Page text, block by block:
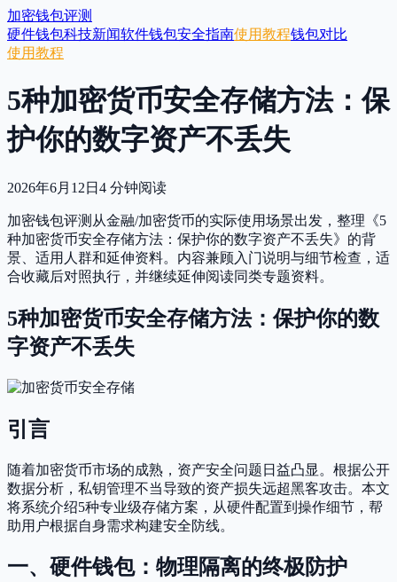
加密钱包评测
硬件钱包科技新闻软件钱包安全指南使用教程钱包对比
使用教程
5种加密货币安全存储方法：保
护你的数字资产不丢失
2026年6月12日 4 分钟阅读
加密钱包评测从金融/加密货币的实际使用场景出发，整理《5
种加密货币安全存储方法：保护你的数字资产不丢失》的背
景、适用人群和延伸资料。内容兼顾入门说明与细节检查，适
合收藏后对照执行，并继续延伸阅读同类专题资料。
5种加密货币安全存储方法：保护你的数
字资产不丢失
引言
随着加密货币市场的成熟，资产安全问题日益凸显。根据公开
数据分析，私钥管理不当导致的资产损失远超黑客攻击。本文
将系统介绍5种专业级存储方案，从硬件配置到操作细节，帮
助用户根据自身需求构建安全防线。
一、硬件钱包：物理隔离的终极防护